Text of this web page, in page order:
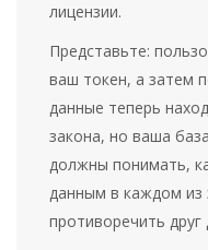
лицензии.
Представьте:
ваш токен, а затем
данные теперь
закона, но ваша
должны понимать,
данным в каждом из
противоречить друг